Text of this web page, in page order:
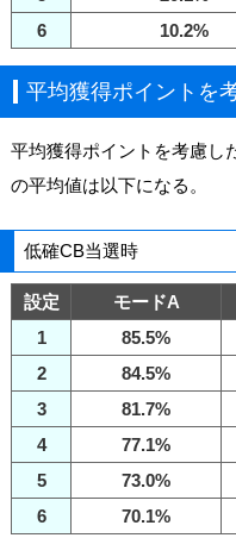
6
10.2%
平均獲得ポイントを
平均獲得ポイントを考慮し
の平均値は以下になる。
低確CB当選時
設定 モードA
1
85.5%
2
84.5%
3
81.7%
4
77.1%
5
73.0%
6
70.1%